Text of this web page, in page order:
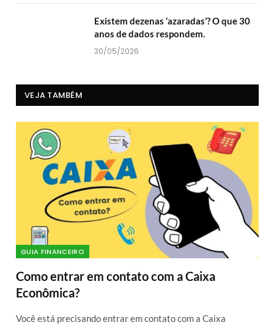
Existem dezenas ‘azaradas’? O que 30
anos de dados respondem.
30/05/2026
VEJA TAMBÉM
GUIA FINANCEIRO
Como entrar em contato com a Caixa
Econômica?
Você está precisando entrar em contato com a Caixa